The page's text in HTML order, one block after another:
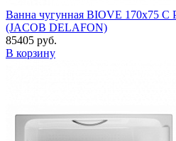
Ванна чугунная BIOVE 170х75
(JACOB DELAFON)
85405 руб.
В корзину